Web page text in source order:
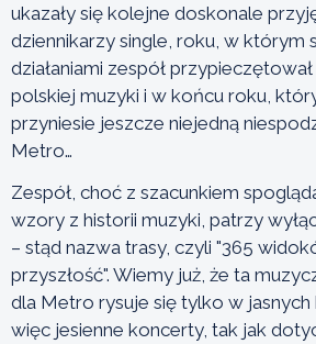
ukazały się kolejne doskonale
dziennikarzy single, roku, w którym
działaniami zespół
polskiej muzyki i w końcu roku,
przyniesie jeszcze niejedną
Metro…
Zespół, choć z szacunkiem
wzory z historii muzyki, patrzy
– stąd nazwa trasy, czyli "365
przyszłość". Wiemy już, że ta
dla Metro rysuje się tylko w jasnych
więc jesienne koncerty, tak jak